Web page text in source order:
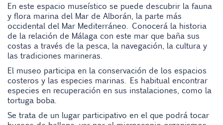
En este espacio museístico se puede descubrir la fauna
y flora marina del Mar de Alborán, la parte más
occidental del Mar Mediterráneo. Conocerá la historia
de la relación de Málaga con este mar que baña sus
costas a través de la pesca, la navegación, la cultura y
las tradiciones marineras.
El museo participa en la conservación de los espacios
costeros y las especies marinas. Es habitual encontrar
especies en recuperación en sus instalaciones, como la
tortuga boba.
Se trata de un lugar participativo en el que podrá tocar